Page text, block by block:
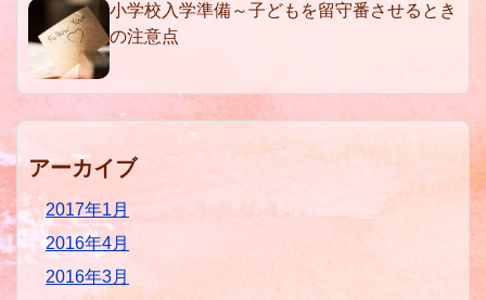
小学校入学準備～子どもを留守番させるとき
の注意点
アーカイブ
2017年1月
2016年4月
2016年3月